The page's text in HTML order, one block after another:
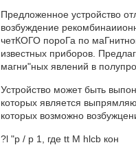
Предложенное устройство
возбуждение
четКОГО пороГа по
известных приборов.
магни"ных явлений в
Устройство может быть
которых является
которых возможно
?l "р / p 1, где tt М hlcb кон